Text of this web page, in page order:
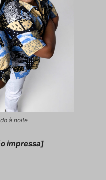
à noite
impressa]